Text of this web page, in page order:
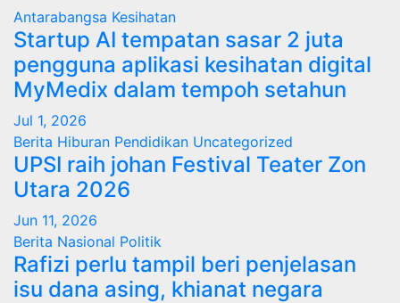
Antarabangsa Kesihatan
Startup AI tempatan sasar 2 juta
pengguna aplikasi kesihatan digital
MyMedix dalam tempoh setahun
Jul 1, 2026
Berita Hiburan Pendidikan Uncategorized
UPSI raih johan Festival Teater Zon
Utara 2026
Jun 11, 2026
Berita Nasional Politik
Rafizi perlu tampil beri penjelasan
isu dana asing, khianat negara